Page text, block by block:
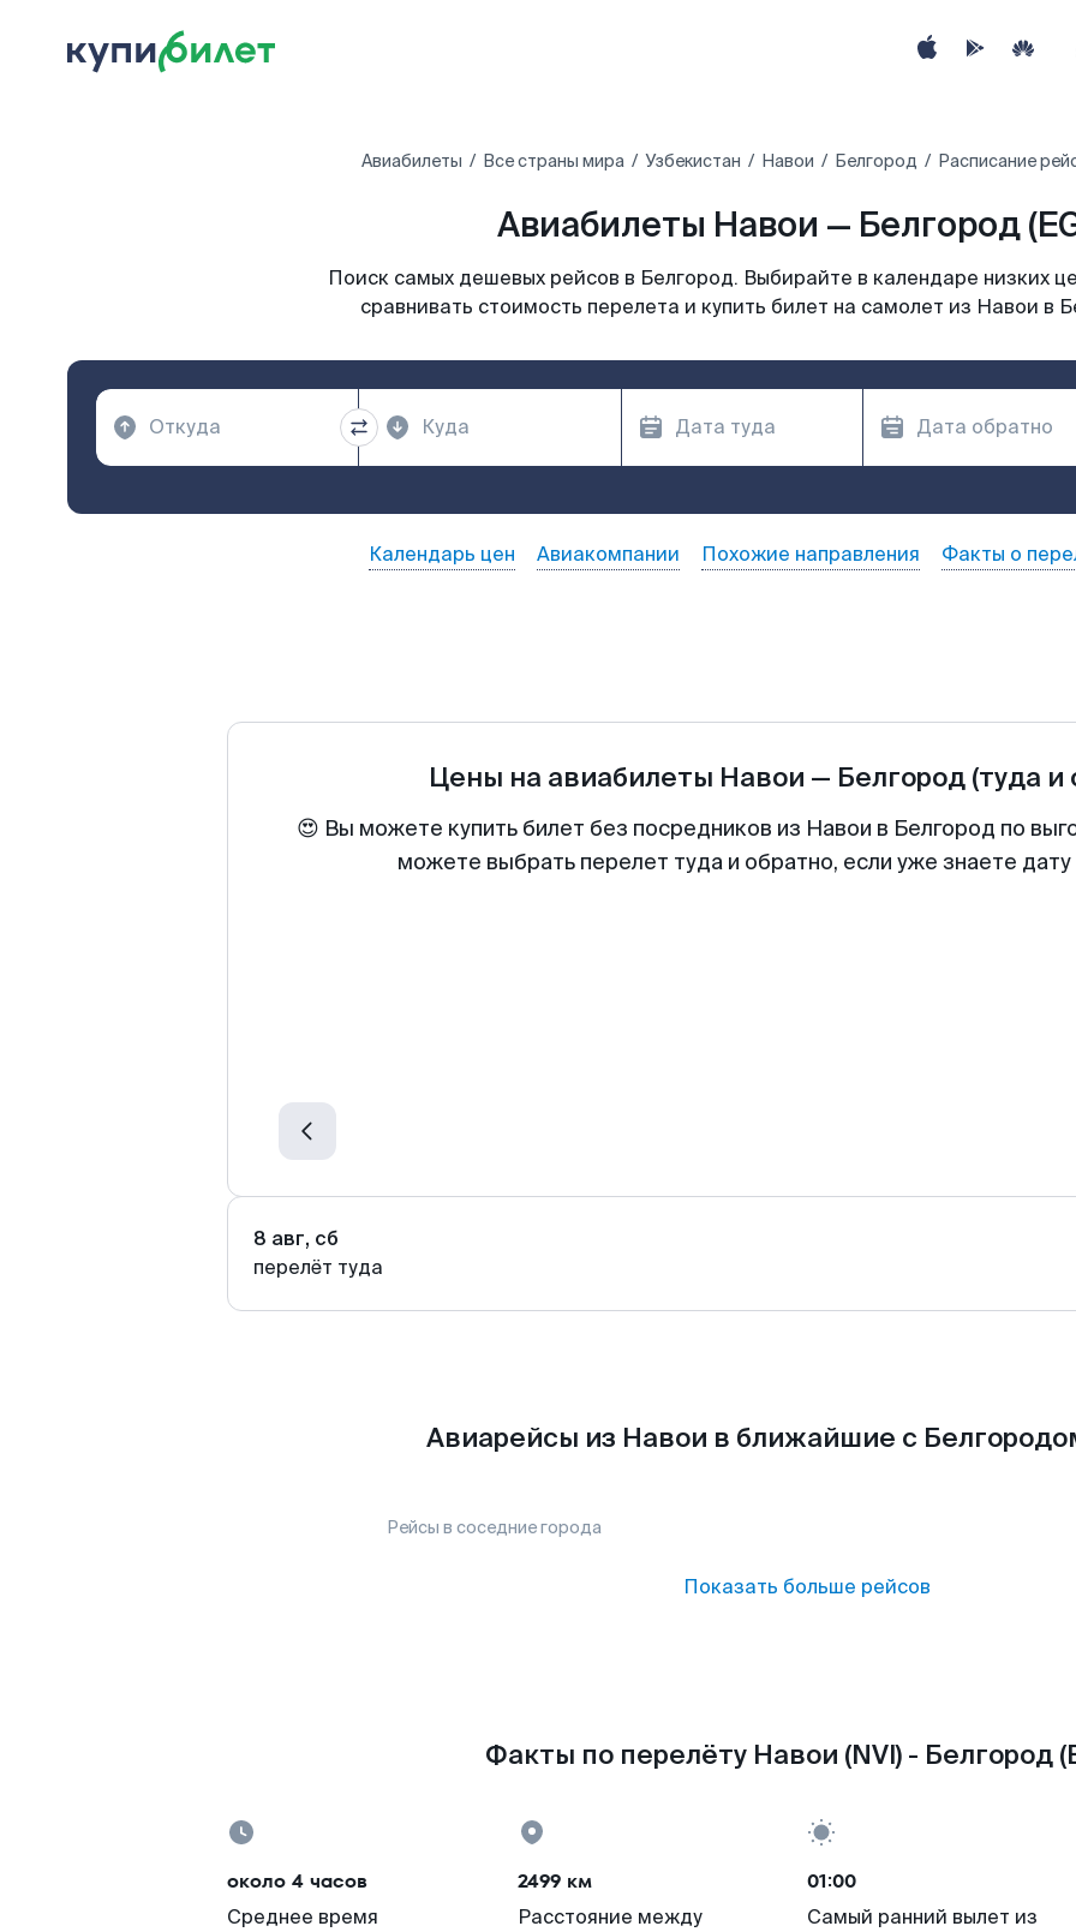
Авиабилеты Все страны мира Узбекистан Навои Белгород Расписание
Авиабилеты Навои — Белгород
Поиск самых дешевых рейсов в Белгород. Выбирайте в календаре низких
сравнивать стоимость перелета и купить билет на самолет из Навои в
Календарь цен Авиакомпании Похожие направления Факты о
Цены на авиабилеты Навои — Белгород (туда и
😍 Вы можете купить билет без посредников из Навои в Белгород по
можете выбрать перелет туда и обратно, если уже знаете
8 авг, сб
перелёт туда
Авиарейсы из Навои в ближайшие с
Рейсы в соседние города
Показать больше рейсов
Факты по перелёту Навои (NVI) - Белгород
около 4 часов
Среднее время
2499 км
Расстояние между
01:00
Самый ранний вылет из